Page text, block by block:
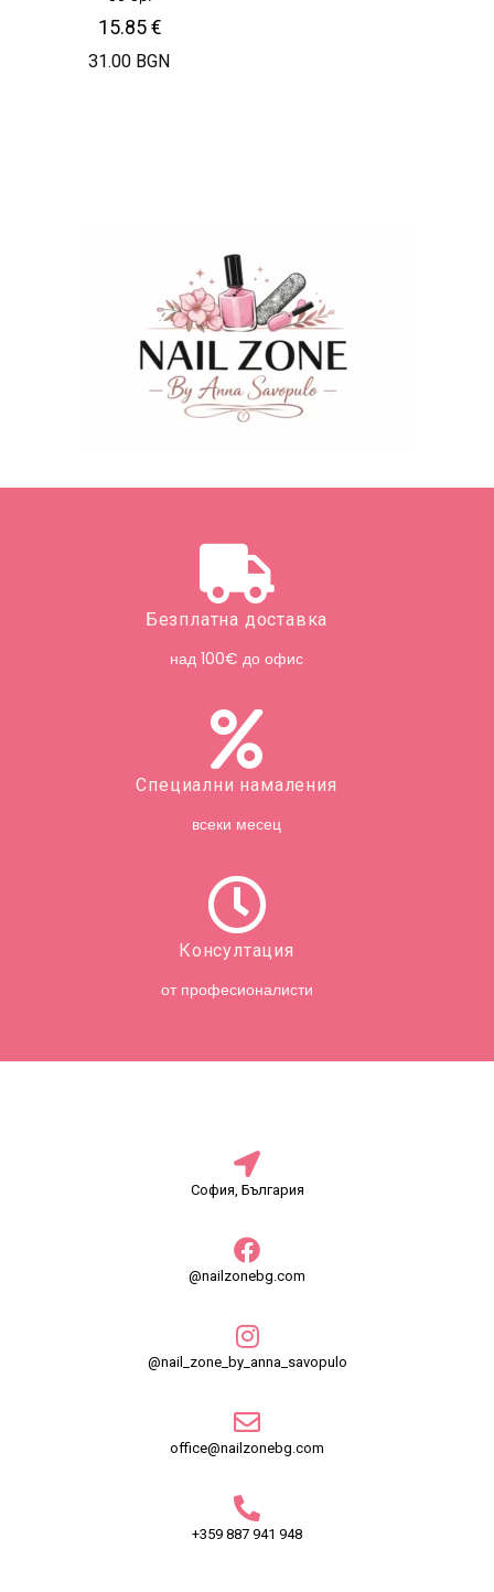
15.85€
31.00 BGN
Безплатна доставка
над 100€ до офис
Специални намаления
всеки месец
Консултация
от професионалисти
София, България
@nailzonebg.com
@nail_zone_by_anna_savopulo
office@nailzonebg.com
+359 887 941 948